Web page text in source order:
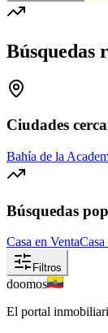
Búsquedas
Ciudades
Bahía de la
Búsquedas
Casa en Venta
Filtros
doomos
El portal